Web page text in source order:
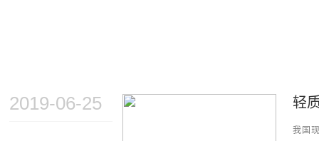
2019-06-25 轻
我国